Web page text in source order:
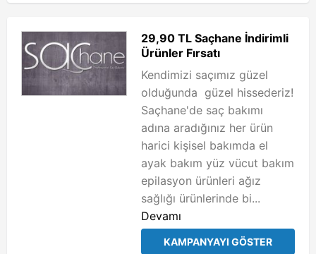
29,90 TL Saçhane İndirimli
Ürünler Fırsatı
Kendimizi saçımız güzel
olduğunda güzel hissederiz!
Saçhane'de saç bakımı
adına aradığınız her ürün
harici kişisel bakımda el
ayak bakım yüz vücut bakım
epilasyon ürünleri ağız
sağlığı ürünlerinde bi...
Devamı
KAMPANYAYI GÖSTER